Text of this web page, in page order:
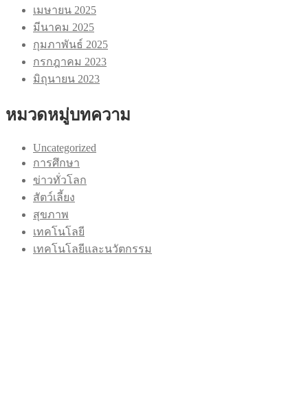
เมษายน 2025
มีนาคม 2025
กุมภาพันธ์ 2025
กรกฎาคม 2023
มิถุนายน 2023
หมวดหมู่บทความ
Uncategorized
การศึกษา
ข่าวทั่วโลก
สัตว์เลี้ยง
สุขภาพ
เทคโนโลยี
เทคโนโลยีและนวัตกรรม